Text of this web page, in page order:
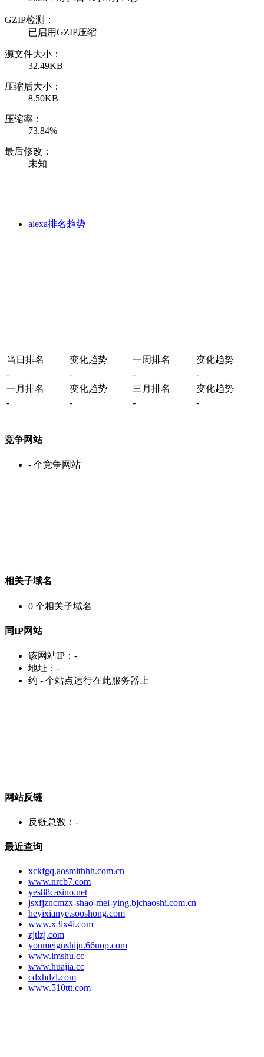
GZIP检测：
已启用GZIP压缩
源文件大小：
32.49KB
压缩后大小：
8.50KB
压缩率：
73.84%
最后修改：
未知
alexa排名趋势
当日排名 变化趋势 一周排名
变化趋势
-
- -
-
一月排名
变化趋势 三月排名
变化趋势
-
- - -
竞争网站
- 个竞争网站
相关子域名
0 个相关子域名
同IP网站
该网站IP： -
地址： -
约 - 个站点运行在此服务器上
网站反链
反链总数： -
最近查询
xckfgq.aosmithhh.com.cn
www.nrcb7.com
yes88casino.net
jsxfjzncmzx-shao-mei-ying.bjchaoshi.com.cn
heyixianye.sooshong.com
www.x3ix4i.com
zjtlzj.com
youmeigushiju.66uop.com
www.lmshu.cc
www.huajia.cc
cdxhdzl.com
www.510ttt.com